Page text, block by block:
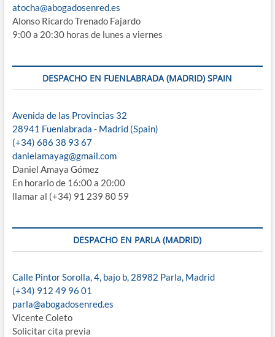
atocha@abogadosenred.es
Alonso Ricardo Trenado Fajardo
9:00 a 20:30 horas de lunes a viernes
DESPACHO EN FUENLABRADA (MADRID) SPAIN
Avenida de las Provincias 32
28941 Fuenlabrada - Madrid (Spain)
(+34) 686 38 93 67
danielamayag@gmail.com
Daniel Amaya Gómez
En horario de 16:00 a 20:00
llamar al (+34) 91 239 80 59
DESPACHO EN PARLA (MADRID)
Calle Pintor Sorolla, 4, bajo b, 28982 Parla, Madrid
(+34) 912 49 96 01
parla@abogadosenred.es
Vicente Coleto
Solicitar cita previa